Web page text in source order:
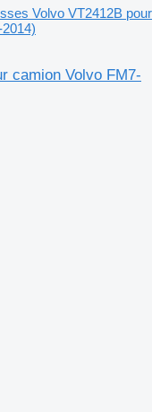
Volvo VT2412B pour
camion Volvo FM7-